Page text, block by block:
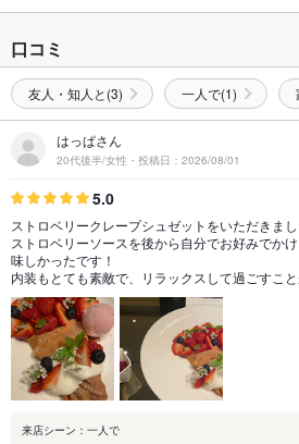
口コミ
友人・知人と(3) 一人で(1)
はっぱさん
20代後半/女性・投稿日：2026/08/01
5.0
ストロベリークレープシュゼットをいただきま
ストロベリーソースを後から自分でお好みでか
味しかったです！
内装もとても素敵で、リラックスして過ごすこ
来店シーン：一人で